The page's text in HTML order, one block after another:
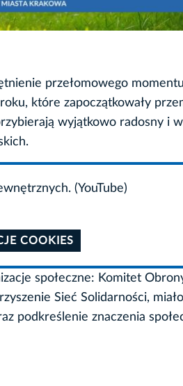
przełomowego
które zapoczątkowały
wyjątkowo radosny i
(YouTube)
COOKIES
społeczne: Komitet
Sieć Solidarności,
podkreślenie znaczenia